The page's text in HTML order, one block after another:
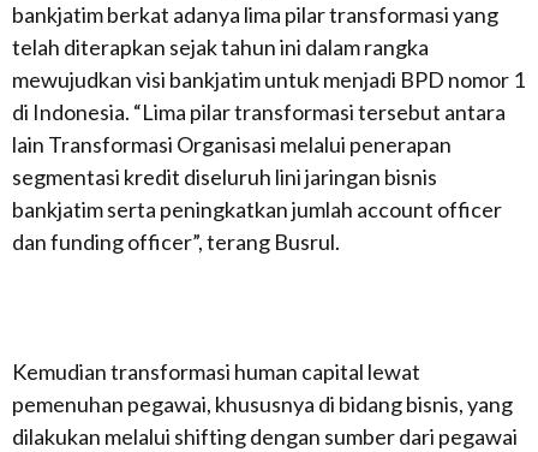
bankjatim berkat adanya lima pilar transformasi yang
telah diterapkan sejak tahun ini dalam rangka
mewujudkan visi bankjatim untuk menjadi BPD nomor 1
di Indonesia. “Lima pilar transformasi tersebut antara
lain Transformasi Organisasi melalui penerapan
segmentasi kredit diseluruh lini jaringan bisnis
bankjatim serta peningkatkan jumlah account officer
dan funding officer”, terang Busrul.
Kemudian transformasi human capital lewat
pemenuhan pegawai, khususnya di bidang bisnis, yang
dilakukan melalui shifting dengan sumber dari pegawai